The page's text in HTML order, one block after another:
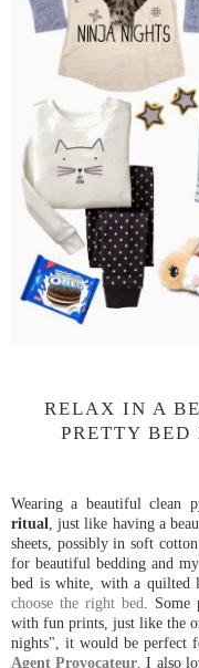
RELAX IN A
PRETTY BED
Wearing a beautiful clean
ritual , just like having a
sheets, possibly in soft
for beautiful bedding and
bed is white, with a quilted
choose the right bed .
with fun prints, just like the
nights", it would be perfect
Agent Provocateur . I also